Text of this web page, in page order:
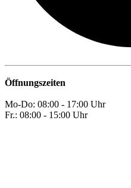
Öffnungszeiten
Mo-Do: 08:00 - 17:00 Uhr
Fr.: 08:00 - 15:00 Uhr